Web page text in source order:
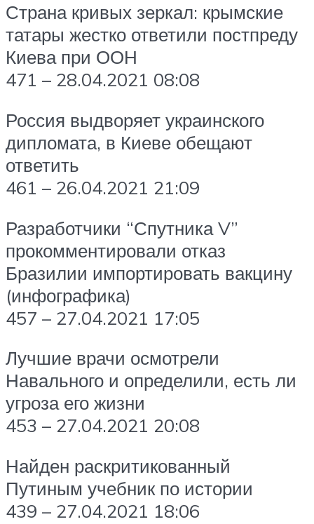
Страна кривых зеркал: крымские
татары жестко ответили постпреду
Киева при ООН
471 – 28.04.2021 08:08
Россия выдворяет украинского
дипломата, в Киеве обещают
ответить
461 – 26.04.2021 21:09
Разработчики “Спутника V”
прокомментировали отказ
Бразилии импортировать вакцину
(инфографика)
457 – 27.04.2021 17:05
Лучшие врачи осмотрели
Навального и определили, есть ли
угроза его жизни
453 – 27.04.2021 20:08
Найден раскритикованный
Путиным учебник по истории
439 – 27.04.2021 18:06